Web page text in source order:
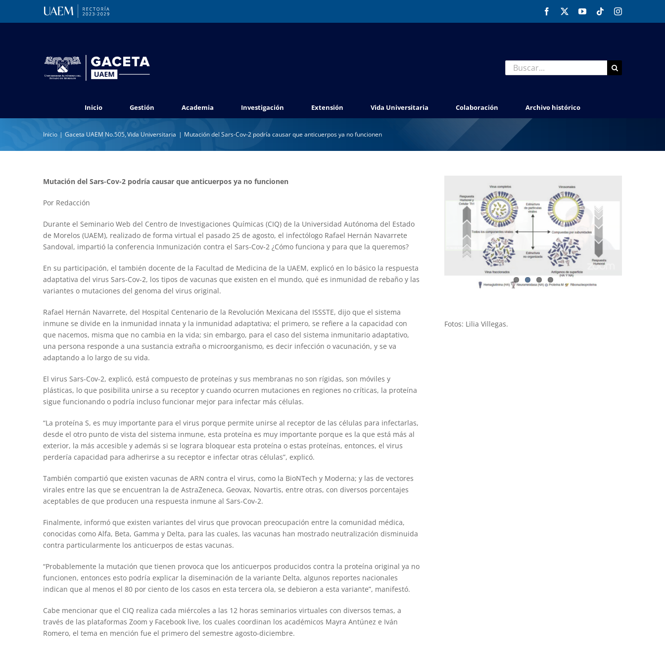
Facebook YouTubeTiktokInstagram
Buscar:
Inicio Gestión Academia Investigación Extensión Vida Universitaria Colaboración Archivo histórico
Inicio Gaceta UAEM No.505 Vida Universitaria Mutación del Sars-Cov-2 podría causar que anticuerpos ya no funcionen
Mutación del Sars-Cov-2 podría causar que anticuerpos ya no funcionen
Por Redacción
Durante el Seminario Web del Centro de Investigaciones Químicas (CIQ) de la Universidad Autónoma del Estado
de Morelos (UAEM), realizado de forma virtual el pasado 25 de agosto, el infectólogo Rafael Hernán Navarrete
Sandoval, impartió la conferencia Inmunización contra el Sars-Cov-2 ¿Cómo funciona y para que la queremos?
En su participación, el también docente de la Facultad de Medicina de la UAEM, explicó en lo básico la respuesta
adaptativa del virus Sars-Cov-2, los tipos de vacunas que existen en el mundo, qué es inmunidad de rebaño y las
variantes o mutaciones del genoma del virus original.
Rafael Hernán Navarrete, del Hospital Centenario de la Revolución Mexicana del ISSSTE, dijo que el sistema
inmune se divide en la inmunidad innata y la inmunidad adaptativa; el primero, se refiere a la capacidad con
que nacemos, misma que no cambia en la vida; sin embargo, para el caso del sistema inmunitario adaptativo,
una persona responde a una sustancia extraña o microorganismo, es decir infección o vacunación, y se va
adaptando a lo largo de su vida.
El virus Sars-Cov-2, explicó, está compuesto de proteínas y sus membranas no son rígidas, son móviles y
plásticas, lo que posibilita unirse a su receptor y cuando ocurren mutaciones en regiones no críticas, la proteína
sigue funcionando o podría incluso funcionar mejor para infectar más células.
“La proteína S, es muy importante para el virus porque permite unirse al receptor de las células para infectarlas,
desde el otro punto de vista del sistema inmune, esta proteína es muy importante porque es la que está más al
exterior, la más accesible y además si se lograra bloquear esta proteína o estas proteínas, entonces, el virus
perdería capacidad para adherirse a su receptor e infectar otras células”, explicó.
También compartió que existen vacunas de ARN contra el virus, como la BioNTech y Moderna; y las de vectores
virales entre las que se encuentran la de AstraZeneca, Geovax, Novartis, entre otras, con diversos porcentajes
aceptables de que producen una respuesta inmune al Sars-Cov-2.
Finalmente, informó que existen variantes del virus que provocan preocupación entre la comunidad médica,
conocidas como Alfa, Beta, Gamma y Delta, para las cuales, las vacunas han mostrado neutralización disminuida
contra particularmente los anticuerpos de estas vacunas.
“Probablemente la mutación que tienen provoca que los anticuerpos producidos contra la proteína original ya no
funcionen, entonces esto podría explicar la diseminación de la variante Delta, algunos reportes nacionales
indican que al menos el 80 por ciento de los casos en esta tercera ola, se debieron a esta variante”, manifestó.
Cabe mencionar que el CIQ realiza cada miércoles a las 12 horas seminarios virtuales con diversos temas, a
través de las plataformas Zoom y Facebook live, los cuales coordinan los académicos Mayra Antúnez e Iván
Romero, el tema en mención fue el primero del semestre agosto-diciembre.
Fotos: Lilia Villegas.